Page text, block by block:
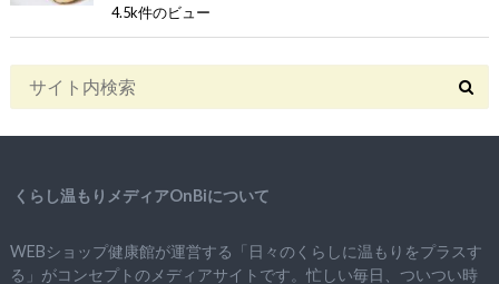
4.5k件のビュー
くらし温もりメディアOnBiについて
WEBショップ健康館が運営する「日々のくらしに温もりをプラスす
る」がコンセプトのメディアサイトです。忙しい毎日、ついつい時